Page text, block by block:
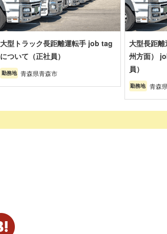
大型トラック長距離運転手 job tag
について（正社員）
勤務地 青森県青森市
大型長距
州方面）
員）
勤務地 青森